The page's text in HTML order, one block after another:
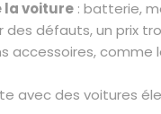
la voiture : batterie,
défauts, un prix
accessoires, comme
avec des voitures